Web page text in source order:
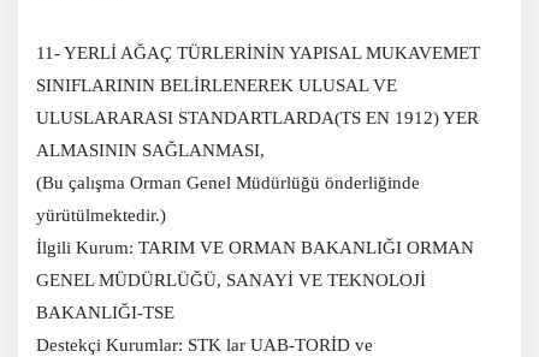
11- YERLİ AĞAÇ TÜRLERİNİN YAPISAL MUKAVEMET
SINIFLARININ BELİRLENEREK ULUSAL VE
ULUSLARARASI STANDARTLARDA(TS EN 1912) YER
ALMASININ SAĞLANMASI,
(Bu çalışma Orman Genel Müdürlüğü önderliğinde
yürütülmektedir.)
İlgili Kurum: TARIM VE ORMAN BAKANLIĞI ORMAN
GENEL MÜDÜRLÜĞÜ, SANAYİ VE TEKNOLOJİ
BAKANLIĞI-TSE
Destekçi Kurumlar: STK lar UAB-TORİD ve